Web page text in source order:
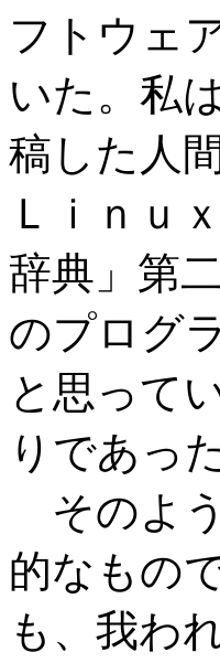
フトウェ
いた。私
稿した人
Ｌｉｎｕ
辞典」第
のプログ
と思って
りであった
そのよ
的なもの
も、我わ